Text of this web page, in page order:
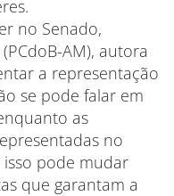
no Senado,
AM), autora
a representação
se pode falar em
as
no
pode mudar
que garantam a